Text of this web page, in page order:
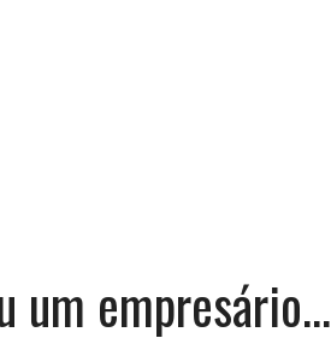
um empresário…